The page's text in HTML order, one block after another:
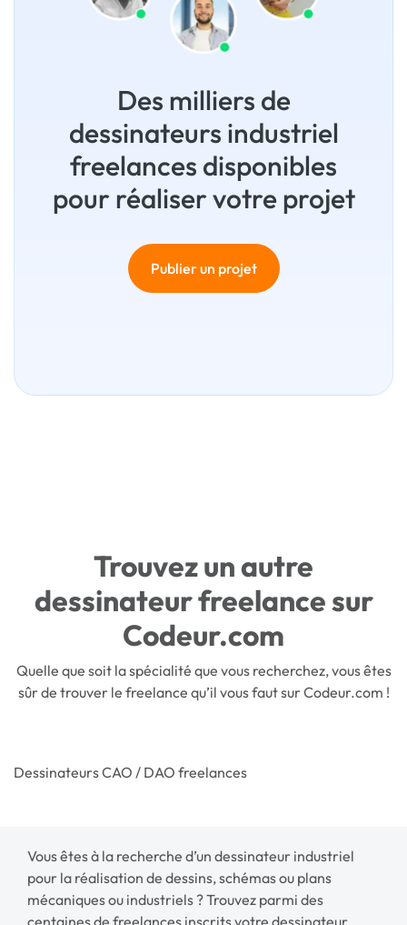
Des milliers de
dessinateurs industriel
freelances disponibles
pour réaliser votre projet
Publier un projet
Trouvez un autre
dessinateur freelance sur
Codeur.com
Quelle que soit la spécialité que vous recherchez, vous êtes
sûr de trouver le freelance qu’il vous faut sur Codeur.com !
Dessinateurs CAO / DAO freelances
Vous êtes à la recherche d’un dessinateur industriel
pour la réalisation de dessins, schémas ou plans
mécaniques ou industriels ? Trouvez parmi des
centaines de freelances inscrits votre dessinateur